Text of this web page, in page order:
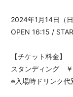
2024年1月14日（
OPEN 16:15 /
【チケット料金】
スタンディング ￥
※入場時ドリンク代